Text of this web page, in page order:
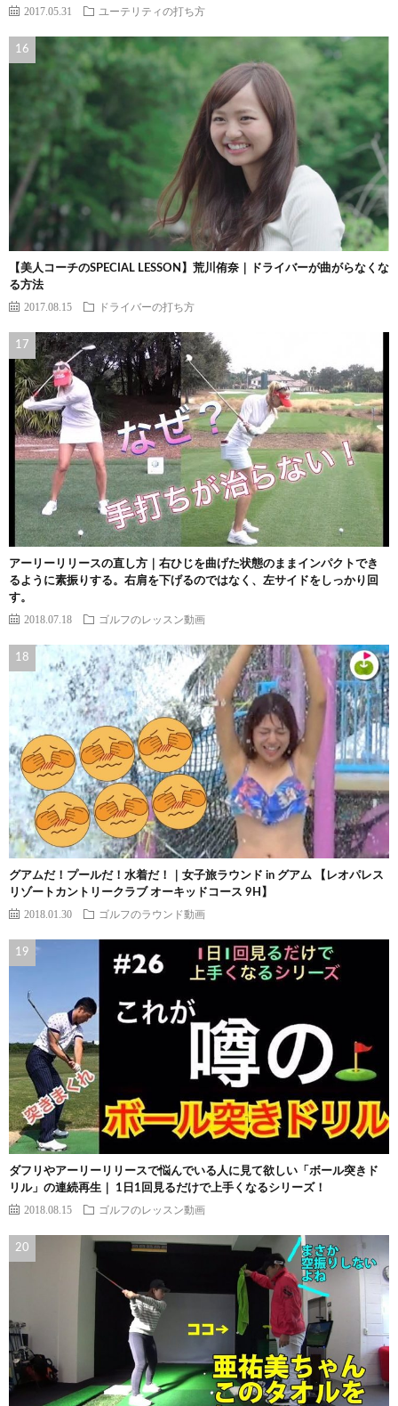
2017.05.31 ユーテリティの打ち方
【美人コーチのSPECIAL LESSON】荒川侑奈｜ドライバーが曲がらなくな
る方法
2017.08.15 ドライバーの打ち方
アーリーリリースの直し方｜右ひじを曲げた状態のままインパクトでき
るように素振りする。右肩を下げるのではなく、左サイドをしっかり回
す。
2018.07.18 ゴルフのレッスン動画
グアムだ！プールだ！水着だ！｜女子旅ラウンド in グアム 【レオパレス
リゾートカントリークラブ オーキッドコース 9H】
2018.01.30 ゴルフのラウンド動画
ダフリやアーリーリリースで悩んでいる人に見て欲しい「ボール突きド
リル」の連続再生｜ 1日1回見るだけで上手くなるシリーズ！
2018.08.15 ゴルフのレッスン動画